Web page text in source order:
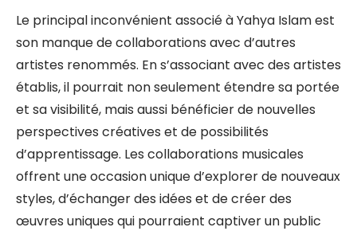
Le principal inconvénient associé à Yahya Islam est
son manque de collaborations avec d’autres
artistes renommés. En s’associant avec des artistes
établis, il pourrait non seulement étendre sa portée
et sa visibilité, mais aussi bénéficier de nouvelles
perspectives créatives et de possibilités
d’apprentissage. Les collaborations musicales
offrent une occasion unique d’explorer de nouveaux
styles, d’échanger des idées et de créer des
œuvres uniques qui pourraient captiver un public